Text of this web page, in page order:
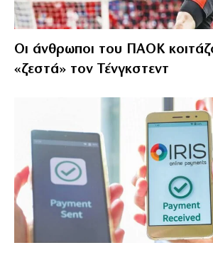
Οι άνθρωποι του ΠΑΟΚ
«ζεστά» τον Τένγκστεντ